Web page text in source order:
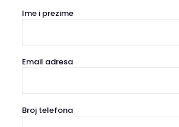
Ime i prezime
Email adresa
Broj telefona